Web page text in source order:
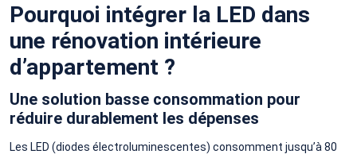
Pourquoi intégrer la LED dans
une rénovation intérieure
d’appartement ?
Une solution basse consommation pour
réduire durablement les dépenses
Les LED (diodes électroluminescentes) consomment jusqu’à 80